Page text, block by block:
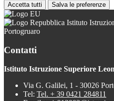
Accetta tutti Salva le preferenze
Istituto
Portogruaro
Contatti
Istituto Istruzione Superiore
Via G. Galilei, 1 - 30026
Tel: Tel. + 39 0421 284811